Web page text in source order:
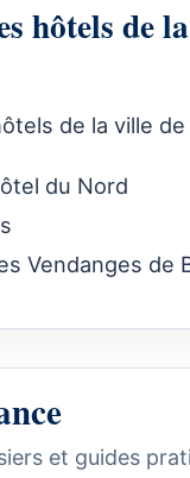
hôtels de
de la ville de
du Nord
Vendanges de
et guides